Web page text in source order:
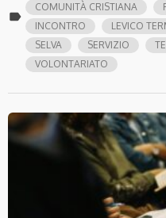
label
COMUNITÀ CRISTIANA
INCONTRO
LEVICO
SELVA
SERVIZIO
VOLONTARIATO